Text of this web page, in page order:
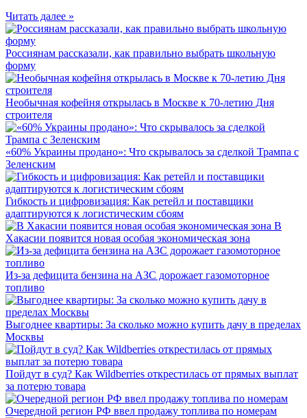
Читать далее »
Россиянам рассказали, как правильно выбрать школьную
форму
Необычная кофейня открылась в Москве к 70-летию Дня
строителя
«60% Украины продано»: Что скрывалось за сделкой Трампа с
Зеленским
Гибкость и цифровизация: Как ретейл и поставщики
адаптируются к логистическим сбоям
В
Хакасии появится новая особая экономическая зона
Из-за дефицита бензина на АЗС дорожает газомоторное
топливо
Выгоднее квартиры: За сколько можно купить дачу в пределах
Москвы
Пойдут в суд? Как Wildberries открестилась от прямых выплат
за потерю товара
Очередной регион РФ ввел продажу топлива по номерам